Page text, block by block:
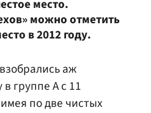
место.
можно отметить
в 2012 году.
аж
группе A с 11
по две чистых